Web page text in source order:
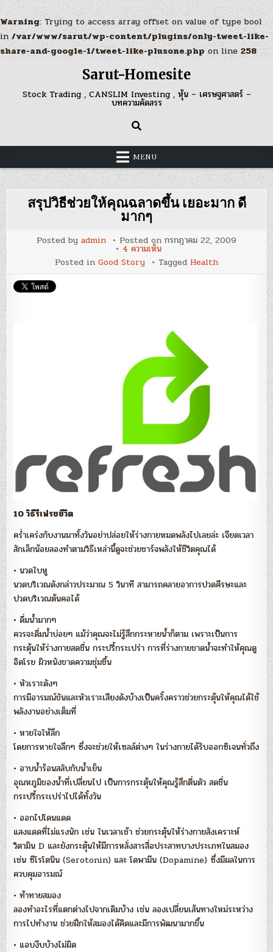
Warning: Trying to access array offset on value of type bool
in/var/www/sarut/wp-content/plugins/only-tweet-like-
share-and-google-1/tweet-like-plusone.phpon line258
content
Sarut-Homesite
Stock Trading , CANSLIM Investing , หุ้น – เศรษฐศาสตร์ –
บทความคัดสรร
MENU
สรุปวิธีช่วยให้คุณฉลาดขึ้น เยอะมาก ดี
มากๆ
Posted by admin Posted on กรกฎาคม 22, 2009
4 ความเห็นบน
สรุป
วิธี
ช่วย
มากๆ
Posted in Good Story Tagged Health
10 วิธีรีเฟรชชีวิต
คร่ำเคร่งกับงานมาทั้งวันอย่าปล่อยให้ร่างกายหมดพลังไปเลยล่ะ เจียดเวลา
สักเล็กน้อยลองทำตามวิธีเหล่านี้ดูจะช่วยชาร์จพลังให้ชีวิตคุณได้
• นวดใบหู
นวดบริเวณดังกล่าวประมาณ 5 วินาที สามารถคลายอาการปวดศีรษะและ
ปวดบริเวณต้นคอได้
• ดื่มน้ำมากๆ
ควรจะดื่มน้ำบ่อยๆ แม้ว่าคุณจะไม่รู้สึกกระหายน้ำก็ตาม เพราะเป็นการ
กระตุ้นให้ร่างกายสดชื่น กระปรี้กระเปร่า การที่ร่างกายขาดน้ำจะทำให้คุณดู
อิดโรย ผิวหนังขาดความชุ่มชื้น
• หัวเราะดังๆ
การมีอารมณ์ขันและหัวเราะเสียงดังบ้างเป็นครั้งคราวช่วยกระตุ้นให้คุณได้ใช้
พลังงานอย่างเต็มที่
• หายใจให้ลึก
โดยการหายใจลึกๆ ซึ่งจะช่วยให้เซลล์ต่างๆ ในร่างกายได้รับออกซิเจนทั่วถึง
• อาบน้ำร้อนสลับกับน้ำเย็น
อุณหภูมิของน้ำที่เปลี่ยนไป เป็นการกระตุ้นให้คุณรู้สึกตื่นตัว สดชื่น
กระปรี้กระเปร่าไปได้ทั้งวัน
• ออกไปโดนแดด
แสงแดดที่ไม่แรงนัก เช่น ในเวลาเช้า ช่วยกระตุ้นให้ร่างกายสังเคราะห์
วิตามิน D และยังกระตุ้นให้มีการหลั่งสารสื่อประสาทบางประเภทในสมอง
เช่น ซีโรโตนิน (Serotonin) และ โดพามีน (Dopamine) ซึ่งมีผลในการ
ควบคุมอารมณ์
• ท้าทายสมอง
ลองทำอะไรที่แตกต่างไปจากเดิมบ้าง เช่น ลองเปลี่ยนเส้นทางใหม่ระหว่าง
การไปทำงาน ช่วยฝึกให้สมองได้คิดและมีการพัฒนามากขึ้น
• แอบงีบบ้างไม่ผิด